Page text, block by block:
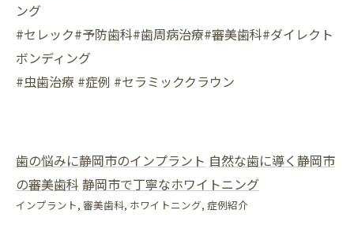
ング
#セレック#予防歯科#歯周病治療#審美歯科#ダイレクト
ボンディング
#虫歯治療 #症例 #セラミッククラウン
歯の悩みに静岡市のインプラント 自然な歯に導く静岡市
の審美歯科 静岡市で丁寧なホワイトニング
インプラント 審美歯科 ホワイトニング 症例紹介